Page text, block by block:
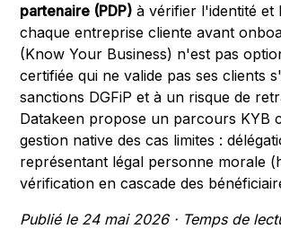
partenaire (PDP) à vérifier l'identité et
chaque entreprise cliente avant
(Know Your Business) n'est pas
certifiée qui ne valide pas ses clients
sanctions DGFiP et à un risque de
Datakeen propose un parcours KYB
gestion native des cas limites :
représentant légal personne morale
vérification en cascade des
Publié le 24 mai 2026 · Temps de